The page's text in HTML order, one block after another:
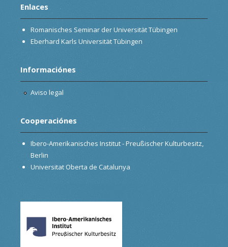
Enlaces
Romanisches Seminar der Universität Tübingen
Eberhard Karls Universität Tübingen
Informaciónes
Aviso legal
Cooperaciónes
Ibero-Amerikanisches Institut - Preußischer Kulturbesitz,
Berlin
Universitat Oberta de Catalunya